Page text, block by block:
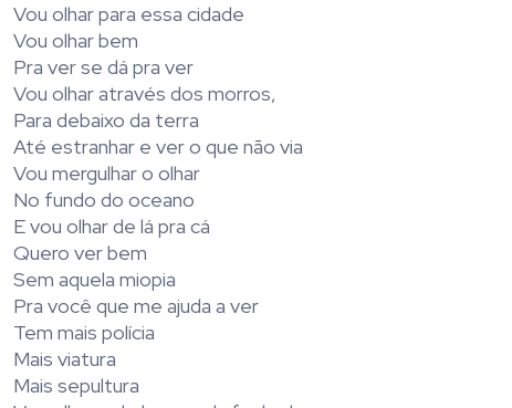
Vou olhar para essa cidade
Vou olhar bem
Pra ver se dá pra ver
Vou olhar através dos morros,
Para debaixo da terra
Até estranhar e ver o que não via
Vou mergulhar o olhar
No fundo do oceano
E vou olhar de lá pra cá
Quero ver bem
Sem aquela miopia
Pra você que me ajuda a ver
Tem mais polícia
Mais viatura
Mais sepultura